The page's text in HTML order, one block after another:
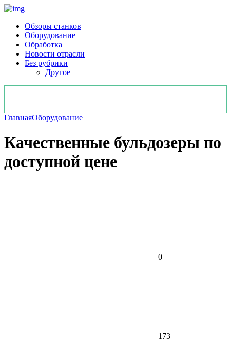
Обзоры станков
Оборудование
Обработка
Новости отрасли
Без рубрики
Другое
ГлавнаяОборудование
Качественные бульдозеры по
доступной цене
0
173